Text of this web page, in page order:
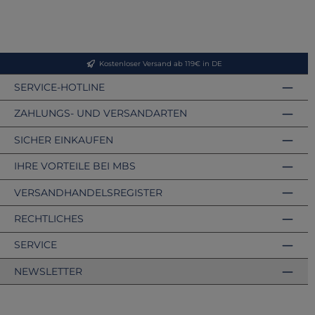
Kostenloser Versand ab 119€ in DE
SERVICE-HOTLINE
ZAHLUNGS- UND VERSANDARTEN
VERSANDHANDELSREGISTER
SICHER EINKAUFEN
IHRE VORTEILE BEI MBS
RECHTLICHES
SERVICE
NEWSLETTER